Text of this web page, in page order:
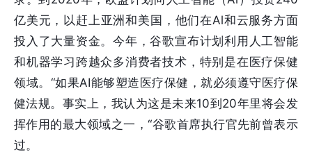
亿美元，以赶上亚洲和美国，他们在Al和云服务方面
投入了大量资金。今年，谷歌宣布计划利用人工智能
和机器学习跨越众多消费者技术，特别是在医疗保健
领域。“如果AI能够塑造医疗保健，就必须遵守医疗保
健法规。事实上，我认为这是未来10到20年里将会发
挥作用的最大领域之一，“谷歌首席执行官先前曾表示
过。